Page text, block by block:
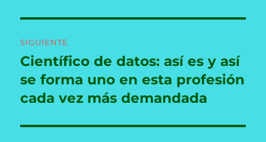
SIGUIENTE
Entrada
siguiente:
Científico de datos: así es y así
se forma uno en esta profesión
cada vez más demandada